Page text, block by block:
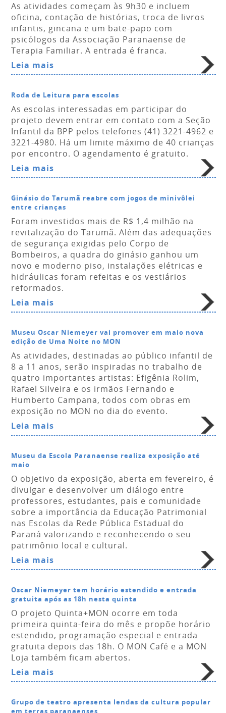
As atividades começam às 9h30 e incluem
oficina, contação de histórias, troca de livros
infantis, gincana e um bate-papo com
psicólogos da Associação Paranaense de
Terapia Familiar. A entrada é franca.
Leia mais
Roda de Leitura para escolas
As escolas interessadas em participar do
projeto devem entrar em contato com a Seção
Infantil da BPP pelos telefones (41) 3221-4962 e
3221-4980. Há um limite máximo de 40 crianças
por encontro. O agendamento é gratuito.
Leia mais
Ginásio do Tarumã reabre com jogos de minivôlei
entre crianças
Foram investidos mais de R$ 1,4 milhão na
revitalização do Tarumã. Além das adequações
de segurança exigidas pelo Corpo de
Bombeiros, a quadra do ginásio ganhou um
novo e moderno piso, instalações elétricas e
hidráulicas foram refeitas e os vestiários
reformados.
Leia mais
Museu Oscar Niemeyer vai promover em maio nova
edição de Uma Noite no MON
As atividades, destinadas ao público infantil de
8 a 11 anos, serão inspiradas no trabalho de
quatro importantes artistas: Efigênia Rolim,
Rafael Silveira e os irmãos Fernando e
Humberto Campana, todos com obras em
exposição no MON no dia do evento.
Leia mais
Museu da Escola Paranaense realiza exposição até
maio
O objetivo da exposição, aberta em fevereiro, é
divulgar e desenvolver um diálogo entre
professores, estudantes, pais e comunidade
sobre a importância da Educação Patrimonial
nas Escolas da Rede Pública Estadual do
Paraná valorizando e reconhecendo o seu
patrimônio local e cultural.
Leia mais
Oscar Niemeyer tem horário estendido e entrada
gratuita após as 18h nesta quinta
O projeto Quinta+MON ocorre em toda
primeira quinta-feira do mês e propõe horário
estendido, programação especial e entrada
gratuita depois das 18h. O MON Café e a MON
Loja também ficam abertos.
Leia mais
Grupo de teatro apresenta lendas da cultura popular
em terras paranaenses